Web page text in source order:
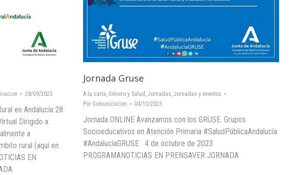
28/09/2023
en Andalucía 28
Dirigido a:
a
rural (aquí en
EN
Jornada Gruse
A la carta, Género y Salud , Jornadas, Jornadas y eventos
Por Comunicacion 04/10/2023
Jornada ONLINE Avanzamos con los GRUSE. Grupos
Socioeducativos en Atención Primaria #SaludPúblicaAndalucía
#AndalucíaGRUSE 4 de octubre de 2023
PROGRAMANOTICIAS EN PRENSAVER JORNADA